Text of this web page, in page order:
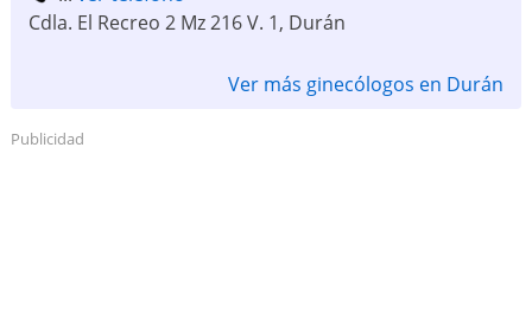
Cdla. El Recreo 2 Mz 216 V. 1, Durán
Ver más ginecólogos en Durán
Publicidad